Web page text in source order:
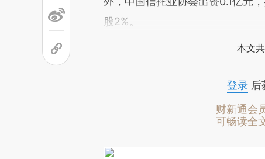
股2%。
本文
登录后
财新通会
可畅读全